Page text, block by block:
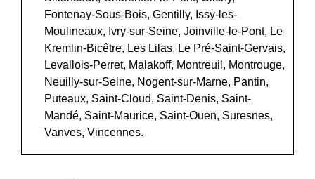
Fontenay-Sous-Bois, Gentilly, Issy-les-
Moulineaux, Ivry-sur-Seine, Joinville-le-Pont, Le
Kremlin-Bicêtre, Les Lilas, Le Pré-Saint-Gervais,
Levallois-Perret, Malakoff, Montreuil, Montrouge,
Neuilly-sur-Seine, Nogent-sur-Marne, Pantin,
Puteaux, Saint-Cloud, Saint-Denis, Saint-
Mandé, Saint-Maurice, Saint-Ouen, Suresnes,
Vanves, Vincennes.